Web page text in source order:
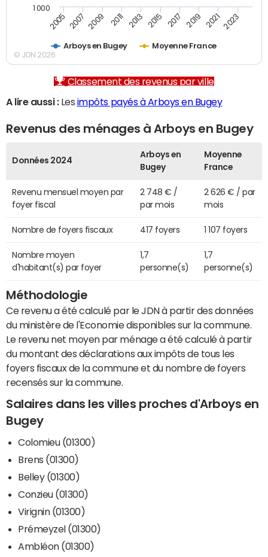
Arboys en Bugey Moyenne France
2005 2007 2009 2011 2013 2015 2017 2019 2021 2023
1 000
© JDN 2026
Classement des revenus par ville
A lire aussi :Les impôts payés à Arboys en Bugey
Revenus des ménages à Arboys en Bugey
Données 2024
Arboys en
Bugey
Moyenne
France
Revenu mensuel moyen par
foyer fiscal
2 748 € /
par mois
2 626 € / par
mois
Nombre de foyers fiscaux 417 foyers 1 107 foyers
Nombre moyen
d'habitant(s) par foyer
1,7
personne(s)
1,7
personne(s)
Méthodologie
Ce revenu a été calculé par le JDN à partir des données
du ministère de l'Economie disponibles sur la commune.
Le revenu net moyen par ménage a été calculé à partir
du montant des déclarations aux impôts de tous les
foyers fiscaux de la commune et du nombre de foyers
recensés sur la commune.
Salaires dans les villes proches d'Arboys en
Bugey
Colomieu (01300)
Brens (01300)
Belley (01300)
Conzieu (01300)
Virignin (01300)
Prémeyzel (01300)
Ambléon (01300)